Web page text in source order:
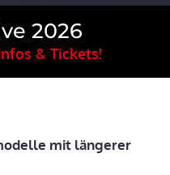
2026
& Tickets!
mit längerer